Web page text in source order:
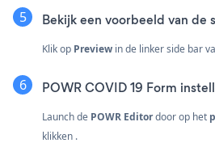
Bekijk een voorbeeld van de
Klik op Preview in de linker side bar
POWR COVID 19 Form
Launch de POWR Editordoor op het
klikken .